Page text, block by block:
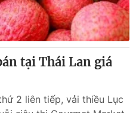
tại Thái Lan giá
2 liên tiếp, vải thiều Lục